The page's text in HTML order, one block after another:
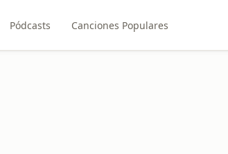
Pódcasts Canciones Populares